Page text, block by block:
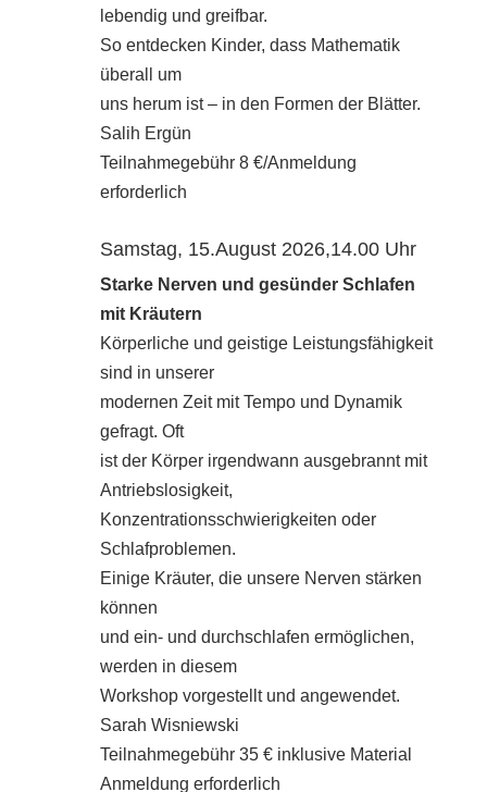
lebendig und greifbar.
So entdecken Kinder, dass Mathematik
überall um
uns herum ist – in den Formen der Blätter.
Salih Ergün
Teilnahmegebühr 8 €/Anmeldung
erforderlich
Samstag, 15.August 2026,14.00 Uhr
Starke Nerven und gesünder Schlafen
mit Kräutern
Körperliche und geistige Leistungsfähigkeit
sind in unserer
modernen Zeit mit Tempo und Dynamik
gefragt. Oft
ist der Körper irgendwann ausgebrannt mit
Antriebslosigkeit,
Konzentrationsschwierigkeiten oder
Schlafproblemen.
Einige Kräuter, die unsere Nerven stärken
können
und ein- und durchschlafen ermöglichen,
werden in diesem
Workshop vorgestellt und angewendet.
Sarah Wisniewski
Teilnahmegebühr 35 € inklusive Material
Anmeldung erforderlich